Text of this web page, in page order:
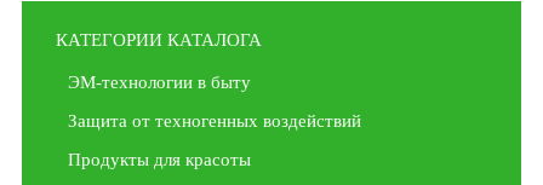
КАТЕГОРИИ КАТАЛОГА
ЭМ-технологии в быту
Защита от техногенных воздействий
Продукты для красоты